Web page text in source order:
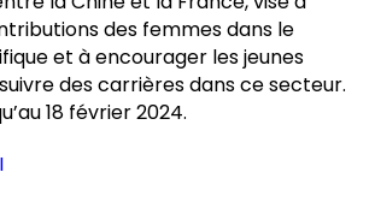
des femmes dans le
et à encourager les jeunes
des carrières dans ce secteur.
18 février 2024.